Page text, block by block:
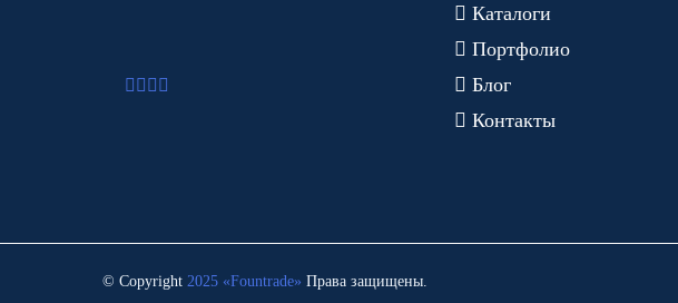
Каталоги
Портфолио
Блог
Контакты
© Copyright 2025 «Fоuntrade» Права защищены.